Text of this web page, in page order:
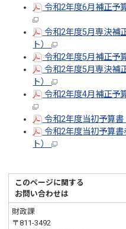
令和2年度6月補正予
令和2年度5月専決補
ト）
令和2年度5月補正予
令和2年度5月専決補
ト）
令和2年度4月補正予
令和2年度当初予算
令和2年度当初予算書
ト）
このページに関する
お問い合わせは
財政課
〒811-3492